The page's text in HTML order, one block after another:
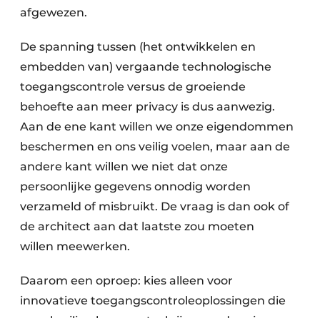
afgewezen.
De spanning tussen (het ontwikkelen en
embedden van) vergaande technologische
toegangscontrole versus de groeiende
behoefte aan meer privacy is dus aanwezig.
Aan de ene kant willen we onze eigendommen
beschermen en ons veilig voelen, maar aan de
andere kant willen we niet dat onze
persoonlijke gegevens onnodig worden
verzameld of misbruikt. De vraag is dan ook of
de architect aan dat laatste zou moeten
willen meewerken.
Daarom een oproep: kies alleen voor
innovatieve toegangscontroleoplossingen die